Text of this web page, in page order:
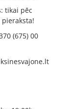
tikai pēc
(675) 00